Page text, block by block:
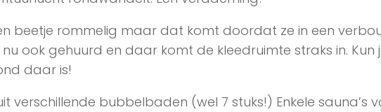
beetje rommelig maar dat komt doordat ze in een
ook gehuurd en daar komt de kleedruimte straks in.
daar is!
verschillende bubbelbaden (wel 7 stuks!) Enkele sauna’s